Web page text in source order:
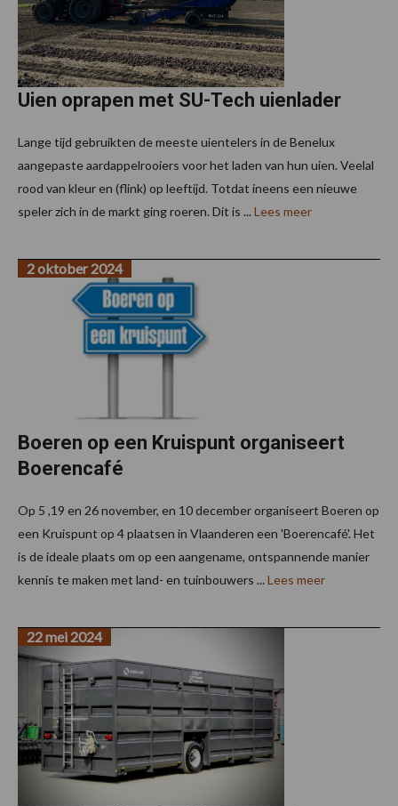
Uien oprapen met SU-Tech uienlader
Lange tijd gebruikten de meeste uientelers in de Benelux
aangepaste aardappelrooiers voor het laden van hun uien. Veelal
rood van kleur en (flink) op leeftijd. Totdat ineens een nieuwe
speler zich in de markt ging roeren. Dit is ... Lees meer
Boeren op een Kruispunt organiseert
Boerencafé
2 oktober 2024
Op 5 ,19 en 26 november, en 10 december organiseert Boeren op
een Kruispunt op 4 plaatsen in Vlaanderen een 'Boerencafé'. Het
is de ideale plaats om op een aangename, ontspannende manier
kennis te maken met land- en tuinbouwers ... Lees meer
22 mei 2024